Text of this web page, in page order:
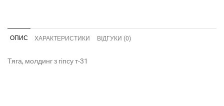
ОПИС ХАРАКТЕРИСТИКИ ВІДГУКИ (0)
Тяга, молдинг з гіпсу т-31